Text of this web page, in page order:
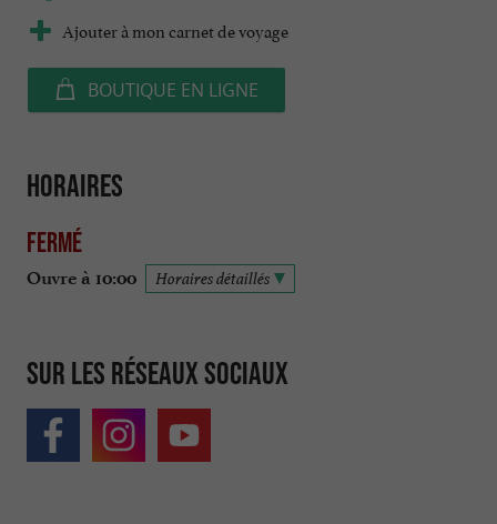
Ajouter à mon carnet de voyage
BOUTIQUE EN LIGNE
Horaires
Fermé
Ouvre à 10:00 Horaires détaillés
Sur les réseaux sociaux